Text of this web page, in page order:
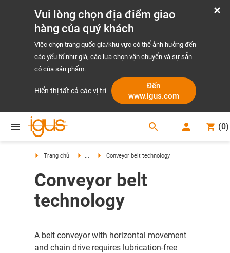
Vui lòng chọn địa điểm giao
hàng của quý khách
Việc chọn trang quốc gia/khu vực có thể ảnh hưởng đến
các yếu tố như giá, các lựa chọn vận chuyển và sự sẵn
có của sản phẩm.
Hiển thị tất cả các vị trí
Đến
www.igus.com
search (0)
Trang chủ ... Conveyor belt technology
Conveyor belt
technology
A belt conveyor with horizontal movement
and chain drive requires lubrication-free